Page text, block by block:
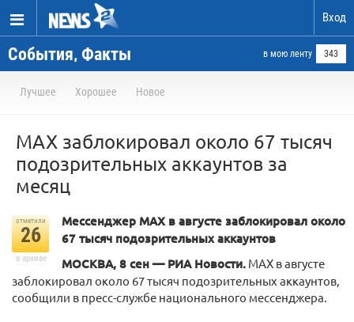
Вход
События, Факты в мою ленту 343
Лучшее Хорошее Новое
MAX заблокировал около 67 тысяч
подозрительных аккаунтов за
месяц
отметили
26
в архиве
Мессенджер MAX в августе заблокировал около
67 тысяч подозрительных аккаунтов
МОСКВА, 8 сен — РИА Новости. MAX в августе
заблокировал около 67 тысяч подозрительных аккаунтов,
сообщили в пресс-службе национального мессенджера.